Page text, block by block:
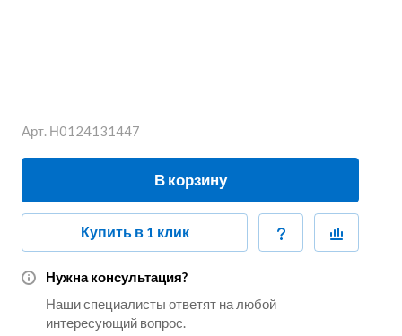
Арт. Н0124131447
В корзину
Купить в 1 клик
Нужна консультация?
Наши специалисты ответят на любой
интересующий вопрос.